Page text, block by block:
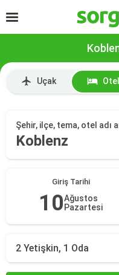
Uçak Otel
Şehir, ilçe, tema, otel adı
Koblenz
Giriş Tarihi
10Ağustos
Pazartesi
2 Yetişkin, 1 Oda